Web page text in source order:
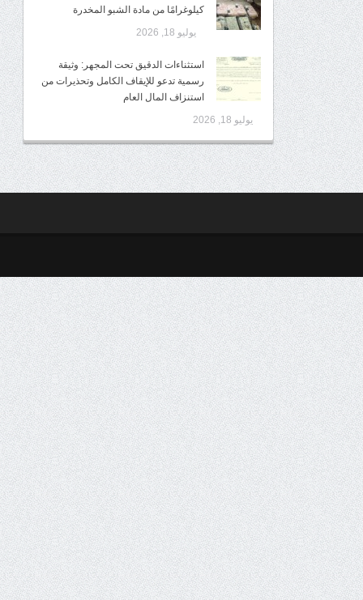
كيلوغرامًا من مادة الشبو المخدرة
يوليو 18, 2026
استثناءات الدقيق تحت المجهر: وثيقة
رسمية تدعو للإيقاف الكامل وتحذيرات من
استنزاف المال العام
يوليو 18, 2026